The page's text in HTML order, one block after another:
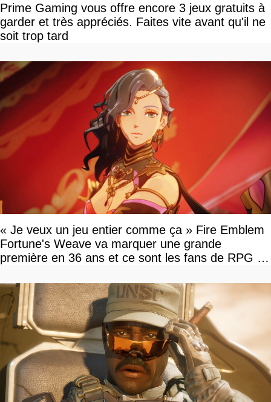
Prime Gaming vous offre encore 3 jeux gratuits à
garder et très appréciés. Faites vite avant qu'il ne
soit trop tard
« Je veux un jeu entier comme ça » Fire Emblem
Fortune's Weave va marquer une grande
première en 36 ans et ce sont les fans de RPG en